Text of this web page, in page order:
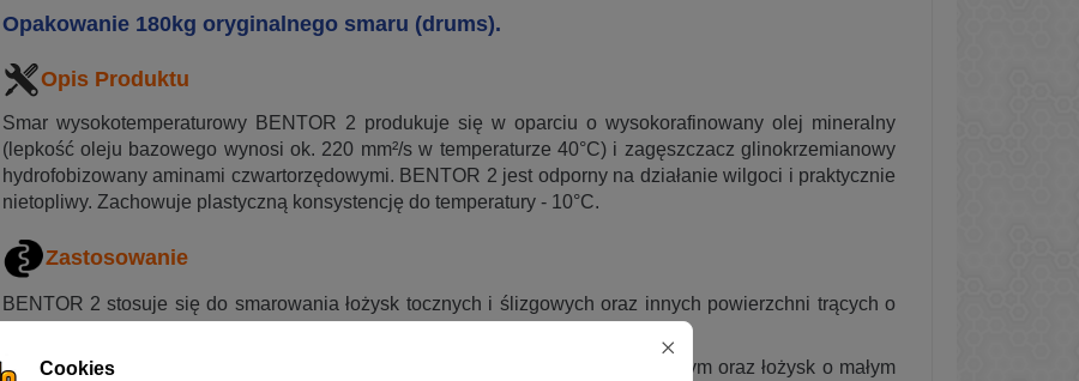
Opakowanie 180kg oryginalnego smaru (drums).
Opis Produktu
Smar wysokotemperaturowy BENTOR 2 produkuje się w oparciu o wysokorafinowany olej mineralny
(lepkość oleju bazowego wynosi ok. 220 mm²/s w temperaturze 40°C) i zagęszczacz glinokrzemianowy
hydrofobizowany aminami czwartorzędowymi. BENTOR 2 jest odporny na działanie wilgoci i praktycznie
nietopliwy. Zachowuje plastyczną konsystencję do temperatury - 10°C.
Zastosowanie
BENTOR 2 stosuje się do smarowania łożysk tocznych i ślizgowych oraz innych powierzchni trących o
Nie nadaje się do smarowania łożysk napędzanych małym momentem obrotowym oraz łożysk o małym
Cookies